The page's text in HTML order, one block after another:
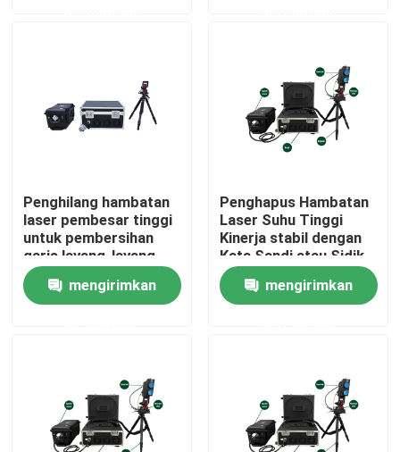
Pertunjukan VR
Tur Pabrik
Kontrol kualitas
Permintaan Penawaran
Laser Serat Hijau
Penghilang hambatan
laser pembesar tinggi
untuk pembersihan
garis layang-layang
mengirimkan
Penghapus Hambatan
Laser Suhu Tinggi
Kinerja stabil dengan
Kata Sandi atau Sidik
jari dan Kontrol
Keamanan Pengontrol
mengirimkan